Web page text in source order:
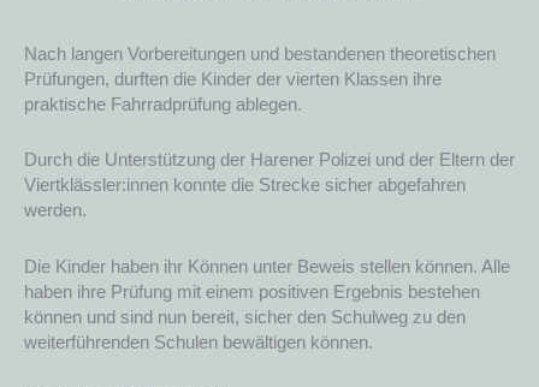
Nach langen Vorbereitungen und bestandenen theoretischen
Prüfungen, durften die Kinder der vierten Klassen ihre
praktische Fahrradprüfung ablegen.
Durch die Unterstützung der Harener Polizei und der Eltern der
Viertklässler:innen konnte die Strecke sicher abgefahren
werden.
Die Kinder haben ihr Können unter Beweis stellen können. Alle
haben ihre Prüfung mit einem positiven Ergebnis bestehen
können und sind nun bereit, sicher den Schulweg zu den
weiterführenden Schulen bewältigen können.